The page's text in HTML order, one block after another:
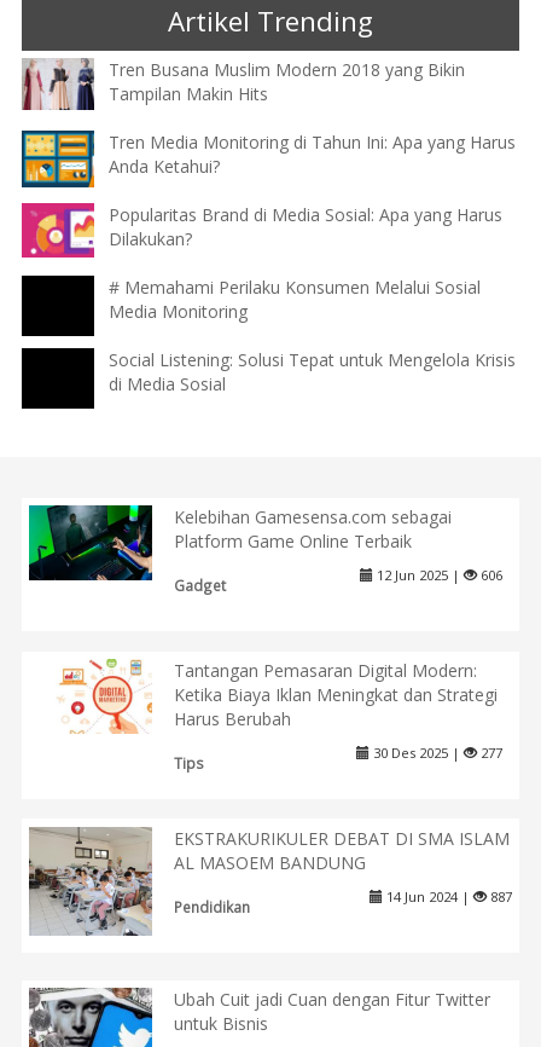
Artikel Trending
Tren Busana Muslim Modern 2018 yang Bikin
Tampilan Makin Hits
Tren Media Monitoring di Tahun Ini: Apa yang Harus
Anda Ketahui?
Popularitas Brand di Media Sosial: Apa yang Harus
Dilakukan?
# Memahami Perilaku Konsumen Melalui Sosial
Media Monitoring
Social Listening: Solusi Tepat untuk Mengelola Krisis
di Media Sosial
Kelebihan Gamesensa.com sebagai
Platform Game Online Terbaik
Gadget
12 Jun 2025 | 606
Tantangan Pemasaran Digital Modern:
Ketika Biaya Iklan Meningkat dan Strategi
Harus Berubah
Tips
30 Des 2025 | 277
EKSTRAKURIKULER DEBAT DI SMA ISLAM
AL MASOEM BANDUNG
Pendidikan
14 Jun 2024 | 887
Ubah Cuit jadi Cuan dengan Fitur Twitter
untuk Bisnis